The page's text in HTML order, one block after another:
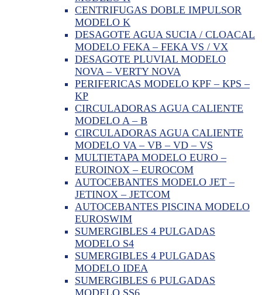
CENTRIFUGAS DOBLE IMPULSOR
MODELO K
DESAGOTE AGUA SUCIA / CLOACAL
MODELO FEKA – FEKA VS / VX
DESAGOTE PLUVIAL MODELO
NOVA – VERTY NOVA
PERIFERICAS MODELO KPF – KPS –
KP
CIRCULADORAS AGUA CALIENTE
MODELO A – B
CIRCULADORAS AGUA CALIENTE
MODELO VA – VB – VD – VS
MULTIETAPA MODELO EURO –
EUROINOX – EUROCOM
AUTOCEBANTES MODELO JET –
JETINOX – JETCOM
AUTOCEBANTES PISCINA MODELO
EUROSWIM
SUMERGIBLES 4 PULGADAS
MODELO S4
SUMERGIBLES 4 PULGADAS
MODELO IDEA
SUMERGIBLES 6 PULGADAS
MODELO SS6